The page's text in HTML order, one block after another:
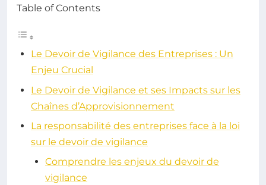
Table of Contents
Le Devoir de Vigilance des Entreprises : Un
Enjeu Crucial
Le Devoir de Vigilance et ses Impacts sur les
Chaînes d’Approvisionnement
La responsabilité des entreprises face à la loi
sur le devoir de vigilance
Comprendre les enjeux du devoir de
vigilance